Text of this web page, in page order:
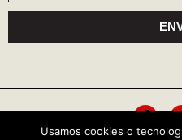
Usamos cookies o